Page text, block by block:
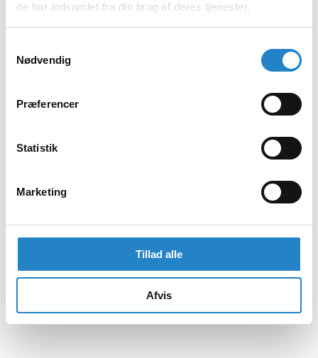
de har indsamlet fra din brug af deres tjenester.
Nødvendig
Præferencer
Statistik
Marketing
Tillad alle
Afvis